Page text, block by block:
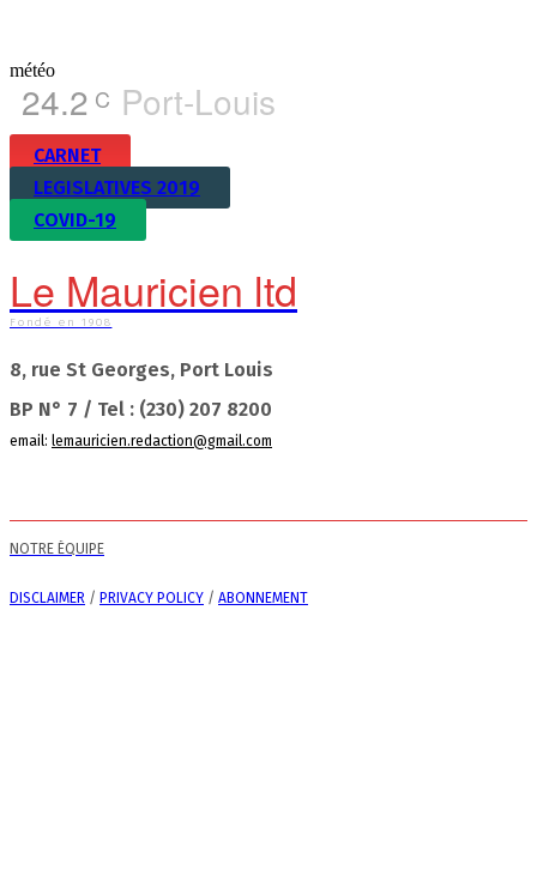
météo
24.2 C Port-Louis
CARNET
LEGISLATIVES 2019
COVID-19
Le Mauricien ltd
Fondé en 1908
8, rue St Georges, Port Louis
BP N° 7 / Tel : (230) 207 8200
email: lemauricien.redaction@gmail.com
NOTRE ÉQUIPE
DISCLAIMER / PRIVACY POLICY / ABONNEMENT